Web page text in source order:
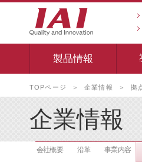
製品情報
TOPページ 企業情報 拠
企業情報
会社概要 沿革 事業内容